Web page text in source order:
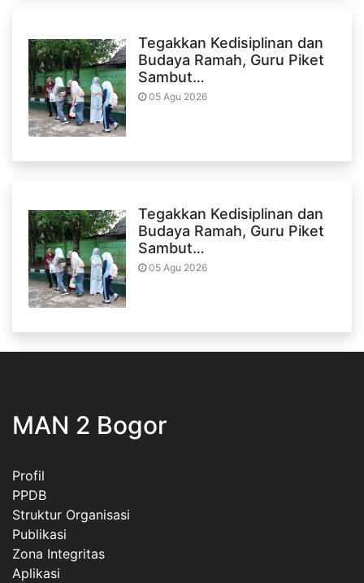
Tegakkan Kedisiplinan dan
Budaya Ramah, Guru Piket
Sambut…
05 Agu 2026
Tegakkan Kedisiplinan dan
Budaya Ramah, Guru Piket
Sambut…
05 Agu 2026
MAN 2 Bogor
Profil
PPDB
Struktur Organisasi
Publikasi
Zona Integritas
Aplikasi